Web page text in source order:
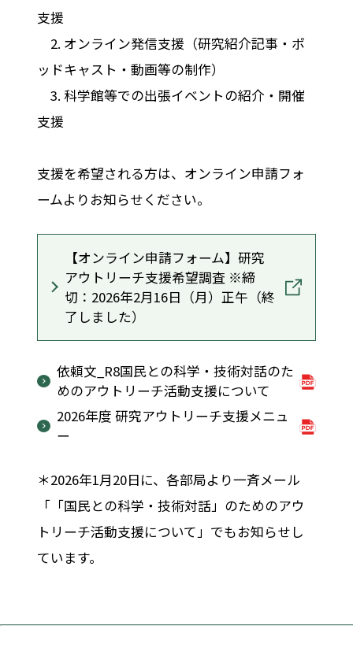
⽀援
2. オンライン発信⽀援（研究紹介記事・ポ
ッドキャスト・動画等の制作）
3. 科学館等での出張イベントの紹介・開催
⽀援
支援を希望される方は、オンライン申請フォ
ームよりお知らせください。
【オンライン申請フォーム】研究
アウトリーチ⽀援希望調査 ※締
切：2026年2月16日（月）正午（終
了しました）
依頼文_R8国民との科学・技術対話のた
めのアウトリーチ活動支援について
2026年度 研究アウトリーチ⽀援メニュ
ー
＊2026年1月20日に、各部局より一斉メール
「「国民との科学・技術対話」のためのアウ
トリーチ活動支援について」でもお知らせし
ています。